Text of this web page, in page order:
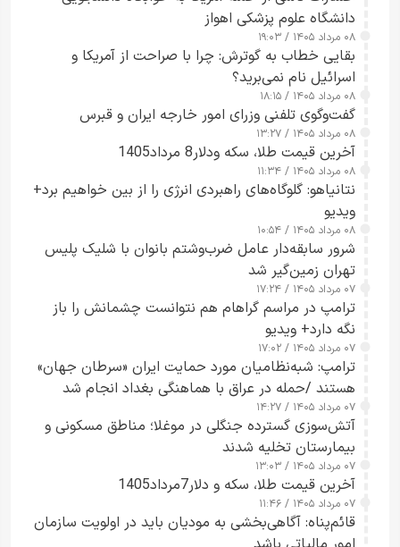
دانشگاه علوم پزشکی اهواز
۰۸ مرداد ۱۴۰۵ / ۱۹:۰۳
بقایی خطاب به گوترش: چرا با صراحت از آمریکا و
اسرائیل نام نمی‌برید؟
۰۸ مرداد ۱۴۰۵ / ۱۸:۱۵
گفت‌وگوی تلفنی وزرای امور خارجه ایران و قبرس
۰۸ مرداد ۱۴۰۵ / ۱۳:۲۷
آخرین قیمت طلا، سکه ودلار8 مرداد1405
۰۸ مرداد ۱۴۰۵ / ۱۱:۳۴
نتانیاهو: گلوگاه‌های راهبردی انرژی را از بین خواهیم برد+
ویدیو
۰۸ مرداد ۱۴۰۵ / ۱۰:۵۴
شرور سابقه‌دار عامل ضرب‌وشتم بانوان با شلیک پلیس
تهران زمین‌گیر شد
۰۷ مرداد ۱۴۰۵ / ۱۷:۲۴
ترامپ در مراسم گراهام هم نتوانست چشمانش را باز
نگه دارد+ ویدیو
۰۷ مرداد ۱۴۰۵ / ۱۷:۰۲
ترامپ: شبه‌نظامیان مورد حمایت ایران «سرطان جهان»
هستند /حمله در عراق با هماهنگی بغداد انجام شد
۰۷ مرداد ۱۴۰۵ / ۱۴:۲۷
آتش‌سوزی گسترده جنگلی در موغلا؛ مناطق مسکونی و
بیمارستان تخلیه شدند
۰۷ مرداد ۱۴۰۵ / ۱۳:۰۳
آخرین قیمت طلا، سکه و دلار7مرداد1405
۰۷ مرداد ۱۴۰۵ / ۱۱:۴۶
قائم‌پناه: آگاهی‌بخشی به مودیان باید در اولویت سازمان